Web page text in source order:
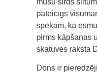
pateicīgs
spēkam, ka
pirms kāpšanas
skatuves raksta
Dons ir